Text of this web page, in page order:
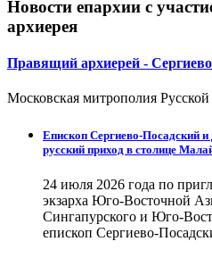
Новости епархии с
архиерея
Правящий архиерей -
Московская митрополия
Епископ Сергиево-Посадский
русский приход в столице
24 июля 2026 года по
экзарха Юго-Восточной
Сингапурского и Юго-
епископ Сергиево-